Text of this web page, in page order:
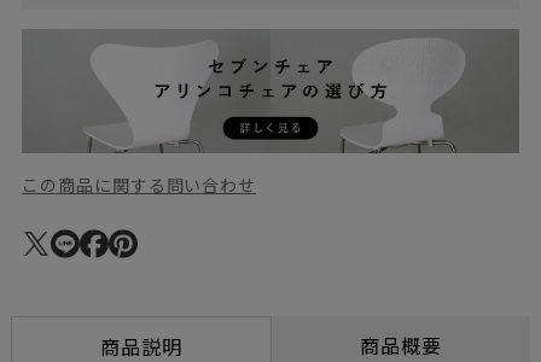
この商品に関する問い合わせ
商品説明 商品概要